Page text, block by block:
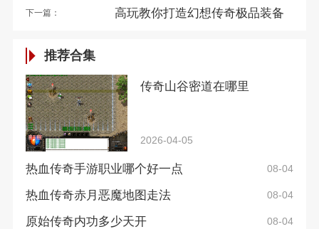
下一篇： 高玩教你打造幻想传奇极品装备
推荐合集
传奇山谷密道在哪里
2026-04-05
热血传奇手游职业哪个好一点 08-04
热血传奇赤月恶魔地图走法 08-04
原始传奇内功多少天开 08-04